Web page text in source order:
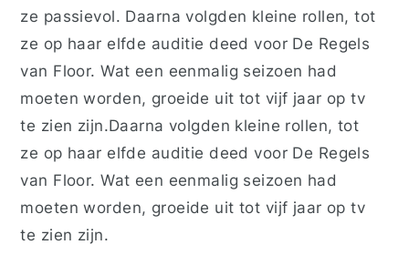
ze passievol. Daarna volgden kleine rollen, tot
ze op haar elfde auditie deed voor De Regels
van Floor. Wat een eenmalig seizoen had
moeten worden, groeide uit tot vijf jaar op tv
te zien zijn.Daarna volgden kleine rollen, tot
ze op haar elfde auditie deed voor De Regels
van Floor. Wat een eenmalig seizoen had
moeten worden, groeide uit tot vijf jaar op tv
te zien zijn.